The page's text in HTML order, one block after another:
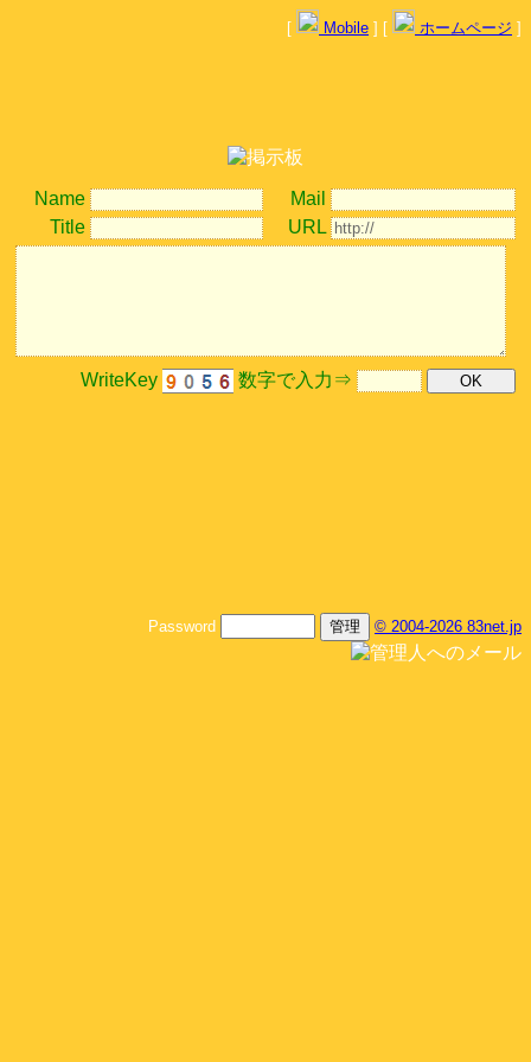
[ Mobile ] [ ホームページ ]
Name
Mail
Title
URL
WriteKey 数字で入力⇒
Password © 2004-2026 83net.jp